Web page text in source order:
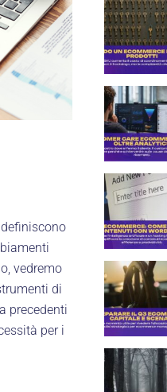
vedremo
di
precedenti
per i